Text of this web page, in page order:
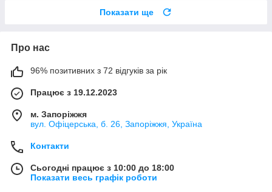
Показати ще
Про нас
96% позитивних з 72 відгуків за рік
Працює з 19.12.2023
м. Запоріжжя
вул. Офіцерська, б. 26, Запоріжжя, Україна
Контакти
Сьогодні працює з 10:00 до 18:00
Показати весь графік роботи